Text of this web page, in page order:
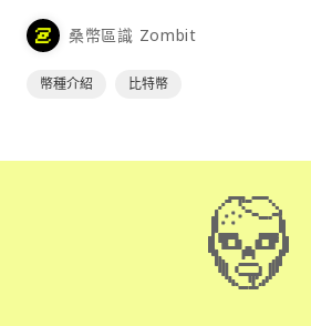
去中心化的特性，確保其流通的安全性。
桑幣區識 Zombit
幣種介紹 比特幣